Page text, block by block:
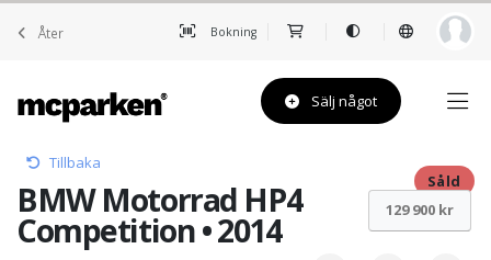
Åter Bokning
Sälj något
Tillbaka
BMW Motorrad HP4
Competition • 2014
Såld
129 900 kr